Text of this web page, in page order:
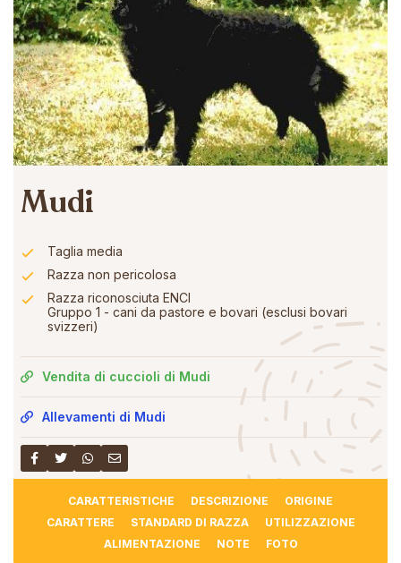
Mudi
Taglia media
Razza non pericolosa
Razza riconosciuta ENCI
Gruppo 1 - cani da pastore e bovari (esclusi bovari
svizzeri)
Vendita di cuccioli di Mudi
Allevamenti di Mudi
CARATTERISTICHE DESCRIZIONE
ORIGINE
CARATTERE
STANDARD DI RAZZA
UTILIZZAZIONE
ALIMENTAZIONE
NOTE FOTO